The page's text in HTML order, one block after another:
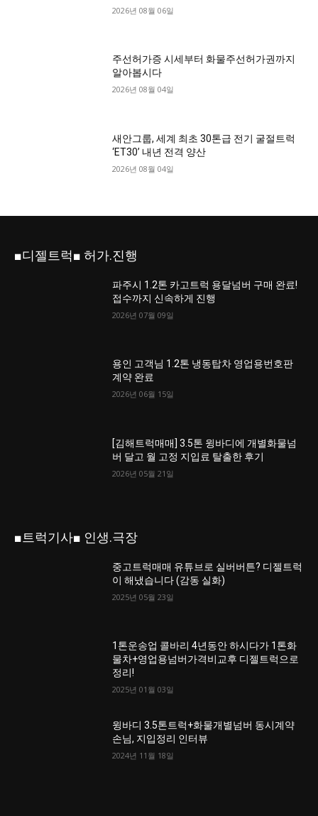
2026년 08월 06일
주선허가증 시세부터 화물주선허가권까지
알아봅시다
2026년 08월 04일
새안그룹, 세계 최초 30톤급 전기 굴절트럭
‘ET30’ 내년 전격 양산
2026년 08월 04일
■디젤트럭■ 허가.진행
파주시 1.2톤 카고트럭 용달넘버 구매 완료!
접수까지 신속하게 진행
2026년 07월 09일
용인 고객님 1.2톤 냉동탑차 영업용번호판
계약 완료
2026년 06월 15일
[김해트럭매매] 3.5톤 윙바디에 개별화물넘
버 달고 월 고정 지입료 탈출한 후기
2026년 05월 21일
■트럭기사■ 인생.극장
중고트럭매매 유튜브로 실버버튼? 디젤트럭
이 해냈습니다 (감동 실화)
2025년 05월 23일
1톤운송업 콜바리 4년동안 하시다가 1톤화
물차+영업용넘버가격비교후 디젤트럭으로
정리!
2025년 01월 03일
윙바디 3.5톤트럭+화물개별넘버 동시계약
손님, 지입정리 인터뷰
2024년 11월 18일